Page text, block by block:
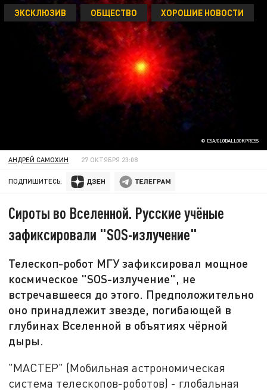
© ESA/GLOBALLOOKPRESS
ЭКСКЛЮЗИВ ОБЩЕСТВО ХОРОШИЕ НОВОСТИ
АНДРЕЙ САМОХИН 27 ОКТЯБРЯ 23:08
ПОДПИШИТЕСЬ:
Сироты во Вселенной. Русские учёные
зафиксировали "SOS-излучение"
Телескоп-робот МГУ зафиксировал мощное
космическое "SOS-излучение", не
встречавшееся до этого. Предположительно
оно принадлежит звезде, погибающей в
глубинах Вселенной в объятиях чёрной
дыры.
"МАСТЕР" (Мобильная астрономическая
система телескопов-роботов) - глобальная